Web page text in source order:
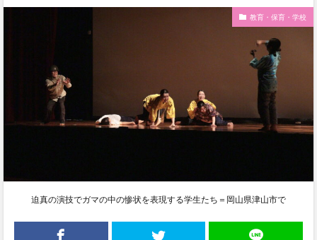
教育・保育・学校
迫真の演技でガマの中の惨状を表現する学生たち＝岡山県津山市で